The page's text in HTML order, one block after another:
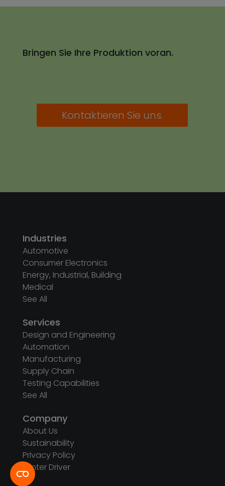
Bringen Sie Ihre Produktion voran.
Kontaktieren Sie uns.
Industries
Automotive
Consumer Electronics
Energy, Industrial, Building
Medical
See All
Services
Design and Engineering
Automation
Manufacturing
Supply Chain
Testing Capabilities
See All
Company
About Us
Sustainability
Privacy Policy
Printer Driver